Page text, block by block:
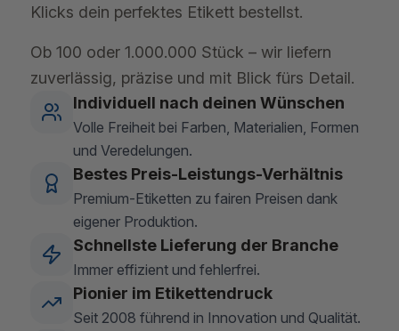
Klicks dein perfektes Etikett bestellst.
Ob 100 oder 1.000.000 Stück – wir liefern
zuverlässig, präzise und mit Blick fürs Detail.
Individuell nach deinen Wünschen
Volle Freiheit bei Farben, Materialien, Formen
und Veredelungen.
Bestes Preis-Leistungs-Verhältnis
Premium-Etiketten zu fairen Preisen dank
eigener Produktion.
Schnellste Lieferung der Branche
Immer effizient und fehlerfrei.
Pionier im Etikettendruck
Seit 2008 führend in Innovation und Qualität.